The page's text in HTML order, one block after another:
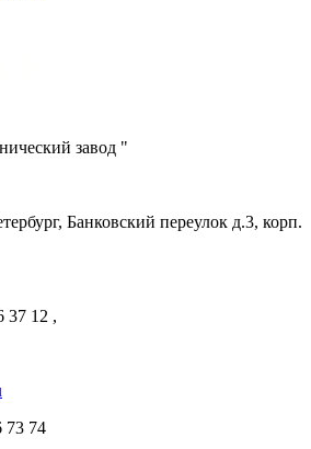
завод "
Банковский переулок д.3, корп.
37 12 ,
73 74